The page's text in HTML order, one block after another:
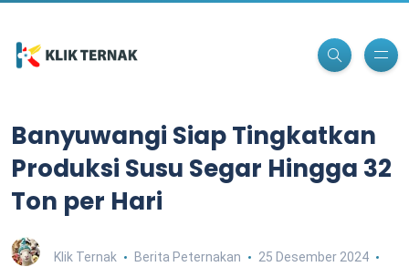
Banyuwangi Siap Tingkatkan
Produksi Susu Segar Hingga 32
Ton per Hari
Klik Ternak Berita Peternakan 25 Desember 2024